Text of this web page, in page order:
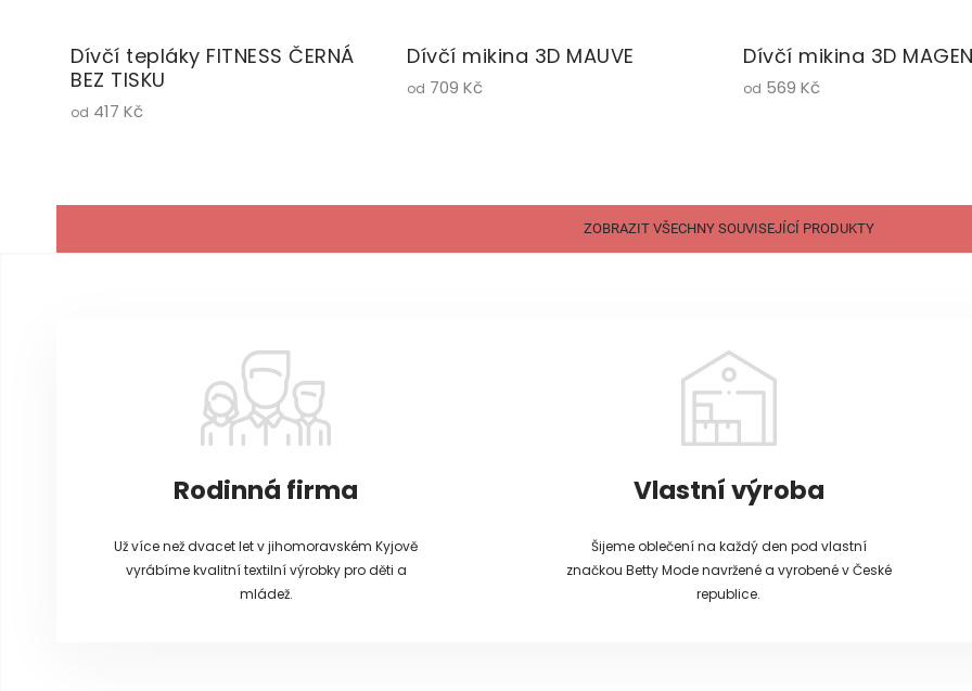
Dívčí tepláky FITNESS ČERNÁ
BEZ TISKU
od 417 Kč
Dívčí mikina 3D MAUVE
od 709 Kč
Dívčí mikina 3D
od 569 Kč
ZOBRAZIT VŠECHNY SOUVISEJÍCÍ PRODUKTY
Rodinná firma
Už více než dvacet let v jihomoravském Kyjově
vyrábíme kvalitní textilní výrobky pro děti a
mládež.
Vlastní výroba
Šijeme oblečení na každý den pod vlastní
značkou Betty Mode navržené a vyrobené v České
republice.